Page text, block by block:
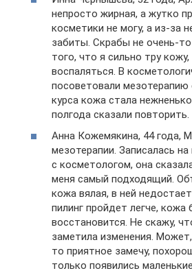
непросто жирная, а жутко
косметики не могу, а из-за
забиты. Скрабы не очень-
того, что я сильно тру
воспаляться. В
посоветовали мезотерапию
курса кожа стала
полгода сказали повторить.
Анна Кожемякина, 44 года,
мезотерапии. Записалась
с косметологом, она
меня самый подходящий.
кожа вялая, в ней
пилинг пройдет легче, кожа
восстановится. Не скажу,
заметила изменения.
то приятное замечу,
только появились